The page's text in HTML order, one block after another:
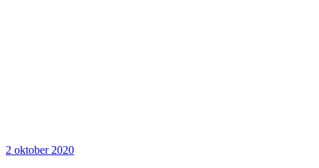
2 oktober 2020